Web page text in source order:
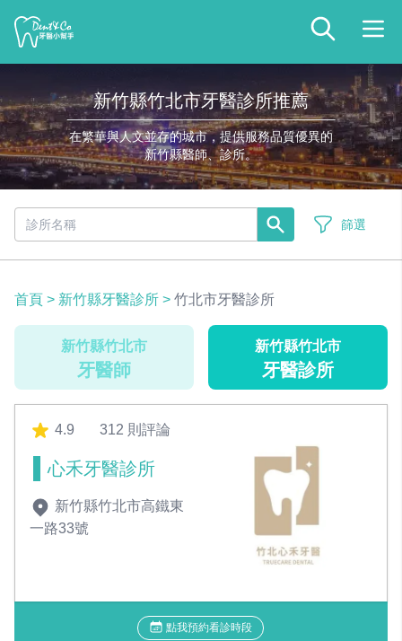
新竹縣竹北市牙醫診所推薦
在繁華與人文並存的城市，提供服務品質優異的
新竹縣醫師、診所。
篩選
首頁 > 新竹縣牙醫診所 > 竹北市牙醫診所
新竹縣竹北市
牙醫師
新竹縣竹北市
牙醫診所
4.9 312 則評論
心禾牙醫診所
新竹縣竹北市高鐵東
一路33號
點我預約看診時段